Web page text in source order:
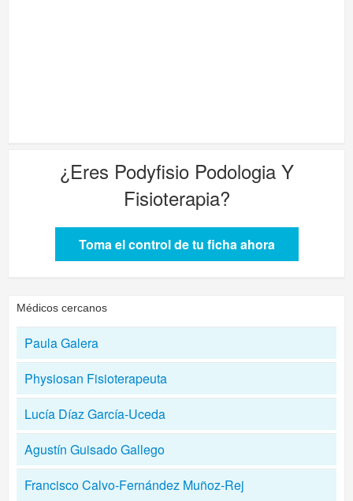
¿Eres Podyfisio Podologia Y
Fisioterapia?
Toma el control de tu ficha ahora
Médicos cercanos
Paula Galera
Physiosan Fisioterapeuta
Lucía Díaz García-Uceda
Agustín Guisado Gallego
Francisco Calvo-Fernández Muñoz-Rej